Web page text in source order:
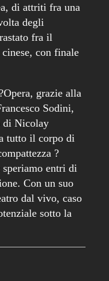
di attriti fra una
degli
fra il
con finale
grazie alla
Sodini,
di Nicolay
tutto il corpo di
?
speriamo entri di
Con un suo
dal vivo, caso
sotto la